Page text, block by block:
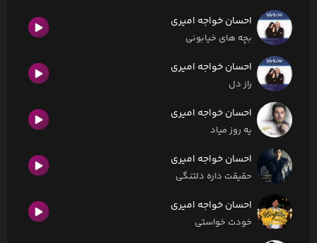
احسان خواجه امیری
بچه های خیابونی
احسان خواجه امیری
راز دل
احسان خواجه امیری
یه روز میاد
احسان خواجه امیری
حقیقت داره دلتنگی
احسان خواجه امیری
خودت خواستی